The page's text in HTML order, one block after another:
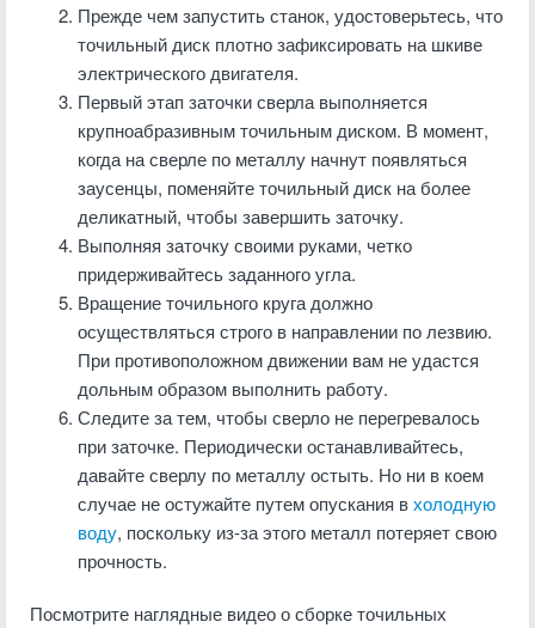
Прежде чем запустить станок, удостоверьтесь, что
точильный диск плотно зафиксировать на шкиве
электрического двигателя.
Первый этап заточки сверла выполняется
крупноабразивным точильным диском. В момент,
когда на сверле по металлу начнут появляться
заусенцы, поменяйте точильный диск на более
деликатный, чтобы завершить заточку.
Выполняя заточку своими руками, четко
придерживайтесь заданного угла.
Вращение точильного круга должно
осуществляться строго в направлении по лезвию.
При противоположном движении вам не удастся
дольным образом выполнить работу.
Следите за тем, чтобы сверло не перегревалось
при заточке. Периодически останавливайтесь,
давайте сверлу по металлу остыть. Но ни в коем
случае не остужайте путем опускания вхолодную
воду, поскольку из-за этого металл потеряет свою
прочность.
Посмотрите наглядные видео о сборке точильных